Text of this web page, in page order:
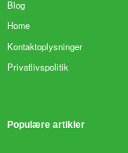
Blog
Home
Kontaktoplysninger
Privatlivspolitik
Populære artikler